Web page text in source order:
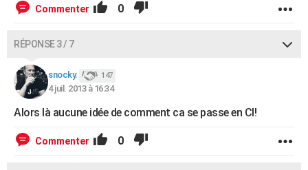
Commenter 0
RÉPONSE 3 / 7
snocky. 147
4 juil. 2013 à 16:34
Alors là aucune idée de comment ca se passe en CI!
Commenter 0